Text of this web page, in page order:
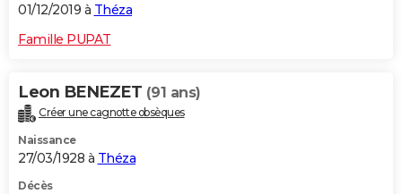
01/12/2019 à Théza
Famille PUPAT
Leon BENEZET (91 ans)
Créer une cagnotte obsèques
Naissance
27/03/1928 à Théza
Décès